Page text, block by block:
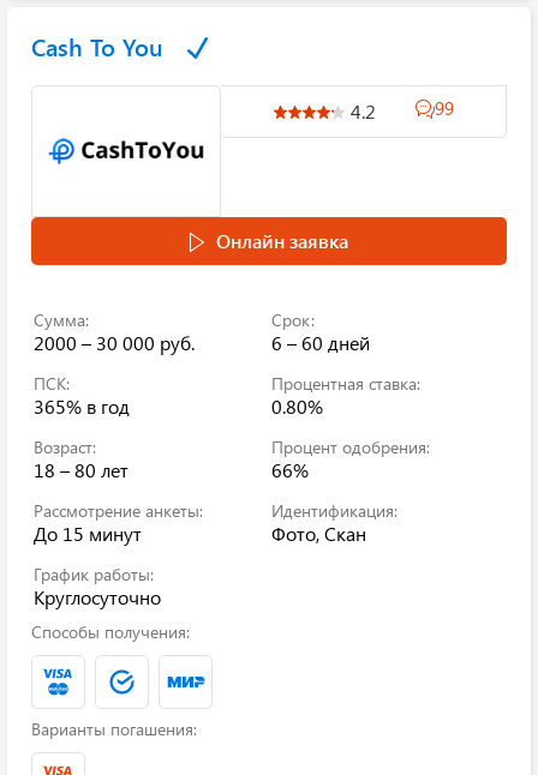
Cash To You
4.2 99
Онлайн заявка
Сумма:
2000 – 30 000 руб.
Срок:
6 – 60 дней
ПСК:
365% в год
Процентная ставка:
0.80%
Возраст:
18 – 80 лет
Процент одобрения:
66%
Рассмотрение анкеты:
До 15 минут
Идентификация:
Фото, Скан
График работы:
Круглосуточно
Способы получения:
Варианты погашения: